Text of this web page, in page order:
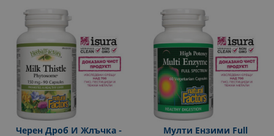
Черен Дроб И Жлъчка -
Мулти Ензими Full